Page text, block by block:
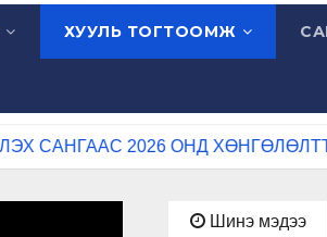
ХУУЛЬ ТОГТООМЖ
2026 ОНД ХӨНГӨЛӨЛТТЭЙ
Шинэ мэдээ